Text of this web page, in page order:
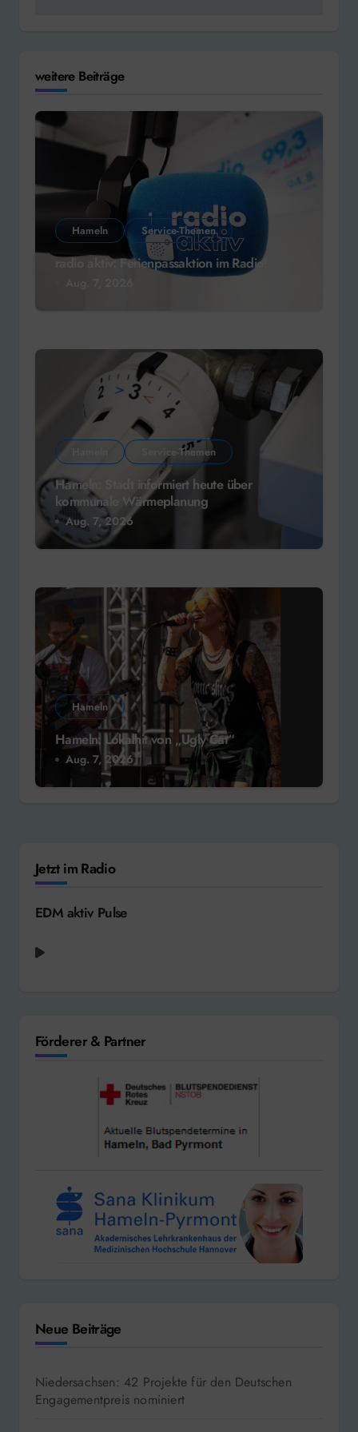
weitere Beiträge
Hameln Service-Themen
radio aktiv: Ferienpassaktion im Radio!
Service-Themen
Hameln: Stadt informiert heute über
kommunale Wärmeplanung
Aug. 7, 2026
Hameln
Hameln: Lokalhit von „Ugly Cat“
Aug. 7, 2026
Jetzt im Radio
EDM aktiv Pulse
Förderer & Partner
Neue Beiträge
Niedersachsen: 42 Projekte für den Deutschen
Engagementpreis nominiert